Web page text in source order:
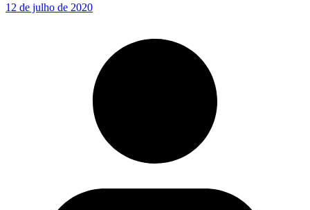
12 de julho de 2020